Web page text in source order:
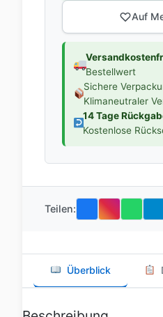
Auf
Bestellwert
Sichere
Klimaneutraler
14 Tage
Kostenlose
Teilen:
Überblick